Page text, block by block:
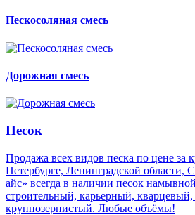
Пескосоляная смесь
Дорожная смесь
Песок
Продажа всех видов песка по цене за
Петербурге, Ленинградской области,
айс» всегда в наличии песок
строительный, карьерный,
крупнозернистый. Любые объёмы!